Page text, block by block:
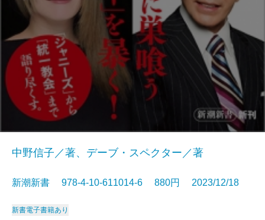
中野信子／著、デーブ・スペクター／著
新潮新書 978-4-10-611014-6 880円 2023/12/18
新書電子書籍あり